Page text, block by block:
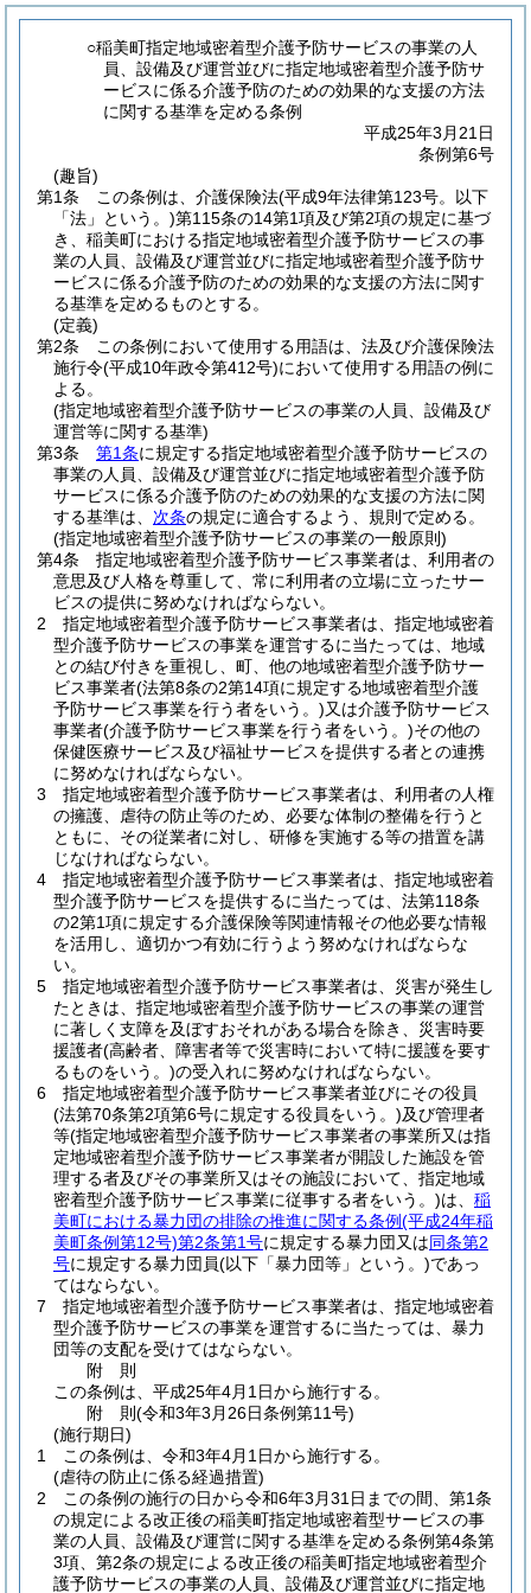
○稲美町指定地域密着型介護予防サービスの事業の人
員、設備及び運営並びに指定地域密着型介護予防サ
ービスに係る介護予防のための効果的な支援の方法
に関する基準を定める条例
平成25年3月21日
条例第6号
(趣旨)
第1条
この条例は、介護保険法(平成9年法律第123号。以下
「法」という。)第115条の14第1項及び第2項の規定に基づ
き、稲美町における指定地域密着型介護予防サービスの事
業の人員、設備及び運営並びに指定地域密着型介護予防サ
ービスに係る介護予防のための効果的な支援の方法に関す
る基準を定めるものとする。
(定義)
第2条
この条例において使用する用語は、法及び介護保険法
施行令(平成10年政令第412号)において使用する用語の例に
よる。
(指定地域密着型介護予防サービスの事業の人員、設備及び
運営等に関する基準)
第3条
第1条に規定する指定地域密着型介護予防サービスの
事業の人員、設備及び運営並びに指定地域密着型介護予防
サービスに係る介護予防のための効果的な支援の方法に関
する基準は、 次条の規定に適合するよう、規則で定める。
(指定地域密着型介護予防サービスの事業の一般原則)
第4条
指定地域密着型介護予防サービス事業者は、利用者の
意思及び人格を尊重して、常に利用者の立場に立ったサー
ビスの提供に努めなければならない。
2
指定地域密着型介護予防サービス事業者は、指定地域密着
型介護予防サービスの事業を運営するに当たっては、地域
との結び付きを重視し、町、他の地域密着型介護予防サー
ビス事業者(法第8条の2第14項に規定する地域密着型介護
予防サービス事業を行う者をいう。)又は介護予防サービス
事業者(介護予防サービス事業を行う者をいう。)その他の
保健医療サービス及び福祉サービスを提供する者との連携
に努めなければならない。
3
指定地域密着型介護予防サービス事業者は、利用者の人権
の擁護、虐待の防止等のため、必要な体制の整備を行うと
ともに、その従業者に対し、研修を実施する等の措置を講
じなければならない。
4
指定地域密着型介護予防サービス事業者は、指定地域密着
型介護予防サービスを提供するに当たっては、法第118条
の2第1項に規定する介護保険等関連情報その他必要な情報
を活用し、適切かつ有効に行うよう努めなければならな
い。
5
指定地域密着型介護予防サービス事業者は、災害が発生し
たときは、指定地域密着型介護予防サービスの事業の運営
に著しく支障を及ぼすおそれがある場合を除き、災害時要
援護者(高齢者、障害者等で災害時において特に援護を要す
るものをいう。)の受入れに努めなければならない。
6
指定地域密着型介護予防サービス事業者並びにその役員
(法第70条第2項第6号に規定する役員をいう。)及び管理者
等(指定地域密着型介護予防サービス事業者の事業所又は指
定地域密着型介護予防サービス事業者が開設した施設を管
理する者及びその事業所又はその施設において、指定地域
密着型介護予防サービス事業に従事する者をいう。)は、 稲
美町における暴力団の排除の推進に関する条例(平成24年稲
美町条例第12号)第2条第1号に規定する暴力団又は同条第2
号に規定する暴力団員(以下「暴力団等」という。)であっ
てはならない。
7
指定地域密着型介護予防サービス事業者は、指定地域密着
型介護予防サービスの事業を運営するに当たっては、暴力
団等の支配を受けてはならない。
附 則
この条例は、平成25年4月1日から施行する。
附 則(令和3年3月26日条例第11号)
(施行期日)
1
この条例は、令和3年4月1日から施行する。
(虐待の防止に係る経過措置)
2
この条例の施行の日から令和6年3月31日までの間、第1条
の規定による改正後の稲美町指定地域密着型サービスの事
業の人員、設備及び運営に関する基準を定める条例第4条第
3項、第2条の規定による改正後の稲美町指定地域密着型介
護予防サービスの事業の人員、設備及び運営並びに指定地